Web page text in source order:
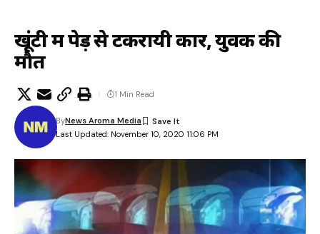
खूंटी में पेड़ से टकरायी कार, युवक की
मौत
Last Updated: November 10, 2020 11:06 PM
ByNews Aroma Media
1 Min Read